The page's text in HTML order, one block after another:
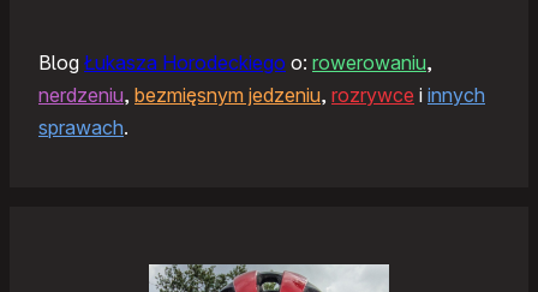
Blog Łukasza Horodeckiego o: rowerowaniu,
nerdzeniu, bezmięsnym jedzeniu, rozrywce i innych
sprawach.